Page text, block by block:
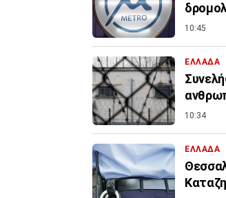
10:45
ΕΛΛΑΔΑ
10:34
ΕΛΛΑΔΑ